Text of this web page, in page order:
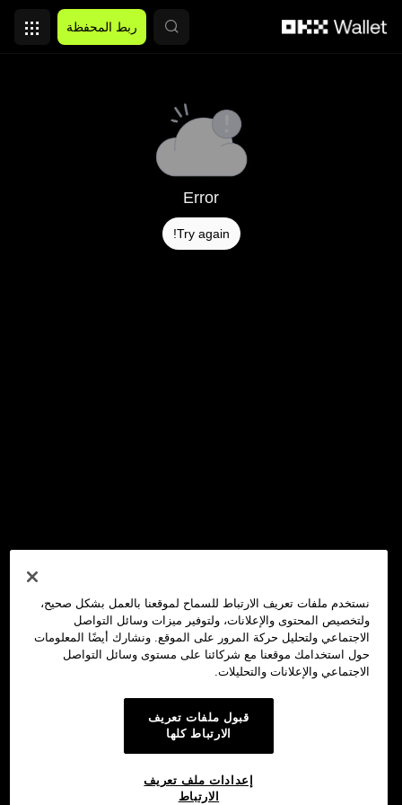
ربط المحفظة
Error
Try again!
نستخدم ملفات تعريف الارتباط للسماح لموقعنا بالعمل بشكل صحيح،
ولتخصيص المحتوى والإعلانات، ولتوفير ميزات وسائل التواصل
الاجتماعي ولتحليل حركة المرور على الموقع. ونشارك أيضًا المعلومات
حول استخدامك موقعنا مع شركائنا على مستوى وسائل التواصل
الاجتماعي والإعلانات والتحليلات.
قبول ملفات تعريف
الارتباط كلها
إعدادات ملف تعريف
الارتباط